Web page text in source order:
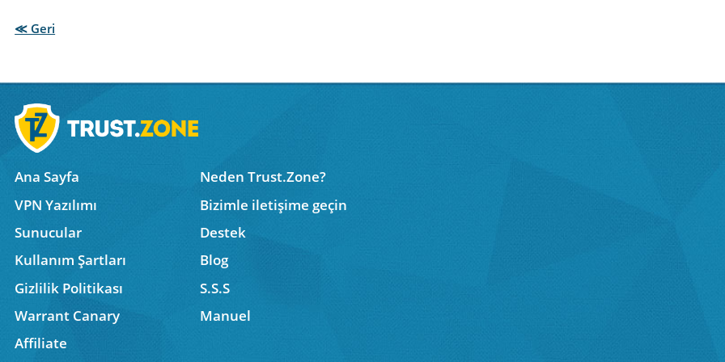
≪ Geri
Ana Sayfa
Neden Trust.Zone?
VPN Yazılımı
Bizimle iletişime geçin
Sunucular
Destek
Kullanım Şartları
Blog
Gizlilik Politikası
S.S.S
Warrant Canary
Manuel
Affiliate